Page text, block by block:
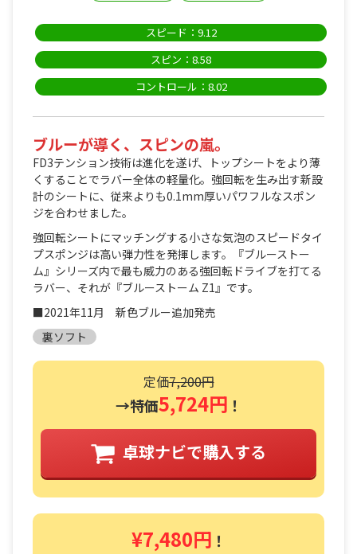
スピード：9.12
スピン：8.58
コントロール：8.02
ブルーが導く、スピンの嵐。
FD3テンション技術は進化を遂げ、トップシートをより薄
くすることでラバー全体の軽量化。強回転を生み出す新設
計のシートに、従来よりも0.1mm厚いパワフルなスポン
ジを合わせました。
強回転シートにマッチングする小さな気泡のスピードタイ
プスポンジは高い弾力性を発揮します。『ブルーストー
ム』シリーズ内で最も威力のある強回転ドライブを打てる
ラバー、それが『ブルーストーム Z1』です。
■2021年11月 新色ブルー追加発売
裏ソフト
定価7,200円
→特価5,724円 ！
卓球ナビで購入する
¥7,480円 ！